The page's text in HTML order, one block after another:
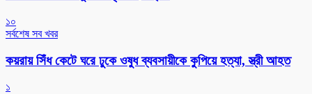
১০
সর্বশেষ সব খবর
কয়রায় সিঁধ কেটে ঘরে ঢুকে ওষুধ ব্যবসায়ীকে কুপিয়ে হত্যা, স্ত্রী আহত
১